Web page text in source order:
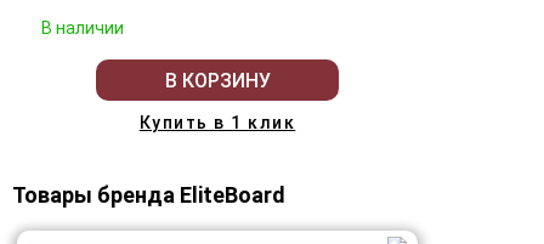
В наличии
В КОРЗИНУ
Купить в 1 клик
Товары бренда EliteBoard